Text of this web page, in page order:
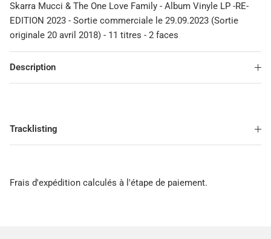
Skarra Mucci & The One Love Family - Album Vinyle LP -RE-
EDITION 2023 - Sortie commerciale le 29.09.2023 (Sortie
originale 20 avril 2018) - 11 titres - 2 faces
Description
Tracklisting
Frais d'expédition calculés à l'étape de paiement.